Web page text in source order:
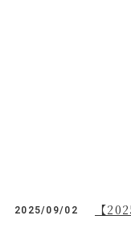
2025/09/02